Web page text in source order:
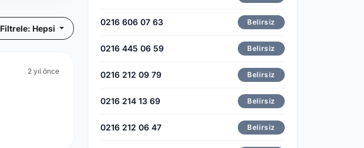
Filtrele: Hepsi
2 yıl önce
0216 606 07 63 Belirsiz
0216 445 06 59 Belirsiz
0216 212 09 79 Belirsiz
0216 214 13 69 Belirsiz
0216 212 06 47 Belirsiz